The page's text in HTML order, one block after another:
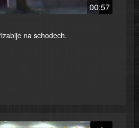
00:57
na schodech.